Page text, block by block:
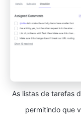
As listas de tarefas
permitindo que